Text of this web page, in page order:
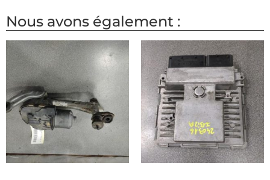
Nous avons également :